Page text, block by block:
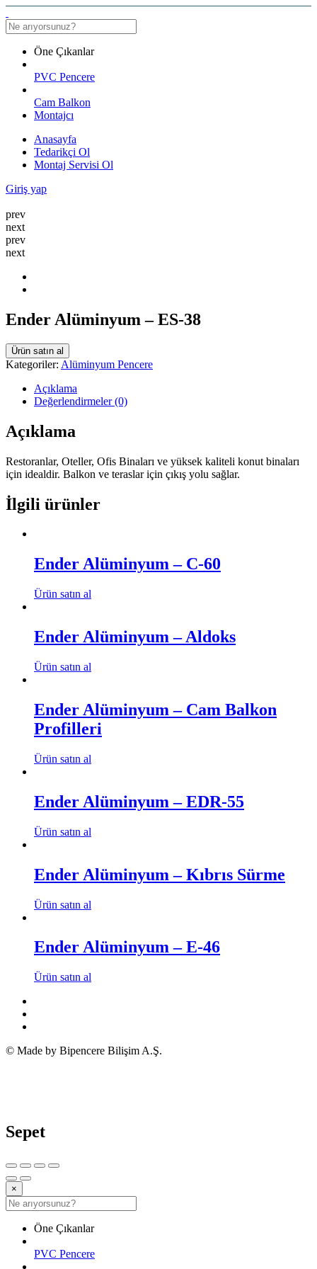
Öne Çıkanlar
PVC Pencere
Cam Balkon
Montajcı
Anasayfa
Tedarikçi Ol
Montaj Servisi Ol
Giriş yap
prev
next
prev
next
Ender Alüminyum – ES-38
Ürün satın al
Kategoriler: Alüminyum Pencere
Açıklama
Değerlendirmeler (0)
Açıklama
Restoranlar, Oteller, Ofis Binaları ve yüksek kaliteli konut binaları
için idealdir. Balkon ve teraslar için çıkış yolu sağlar.
İlgili ürünler
Ender Alüminyum – C-60
Ürün satın al
Ender Alüminyum – Aldoks
Ürün satın al
Ender Alüminyum – Cam Balkon
Profilleri
Ürün satın al
Ender Alüminyum – EDR-55
Ürün satın al
Ender Alüminyum – Kıbrıs Sürme
Ürün satın al
Ender Alüminyum – E-46
Ürün satın al
© Made by Bipencere Bilişim A.Ş.
Sepet
×
Öne Çıkanlar
PVC Pencere